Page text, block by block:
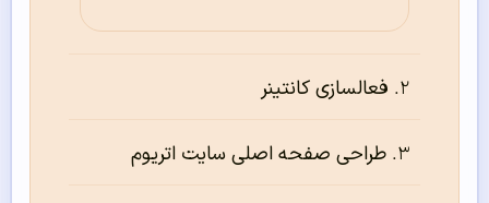
فعالسازی کانتینر
طراحی صفحه اصلی سایت اتریوم